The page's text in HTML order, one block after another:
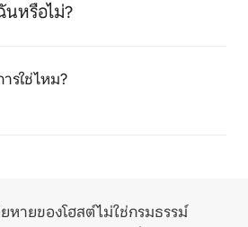
หรือไม่?
รใช่ไหม?
หายของโฮสต์ไม่ใช่กรมธรรม์